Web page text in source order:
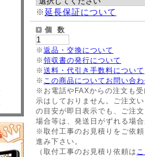
※延長保証について
個 数
※返品・交換について
※領収書の発行について
※送料・代引き手数料について
※ この商品についてお問い合
※お電話やFAXからの注文も
示はしておりません。ご注文
の目安が即日表示でも、ご注
場合等は、発送日がずれる場
※取付工事のお見積りをご依
進み下さい。
（取付工事のお見積り依頼は